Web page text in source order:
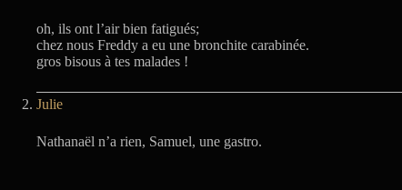
oh, ils ont l’air bien fatigués;
chez nous Freddy a eu une bronchite carabinée.
gros bisous à tes malades !
Julie
Nathanaël n’a rien, Samuel, une gastro.